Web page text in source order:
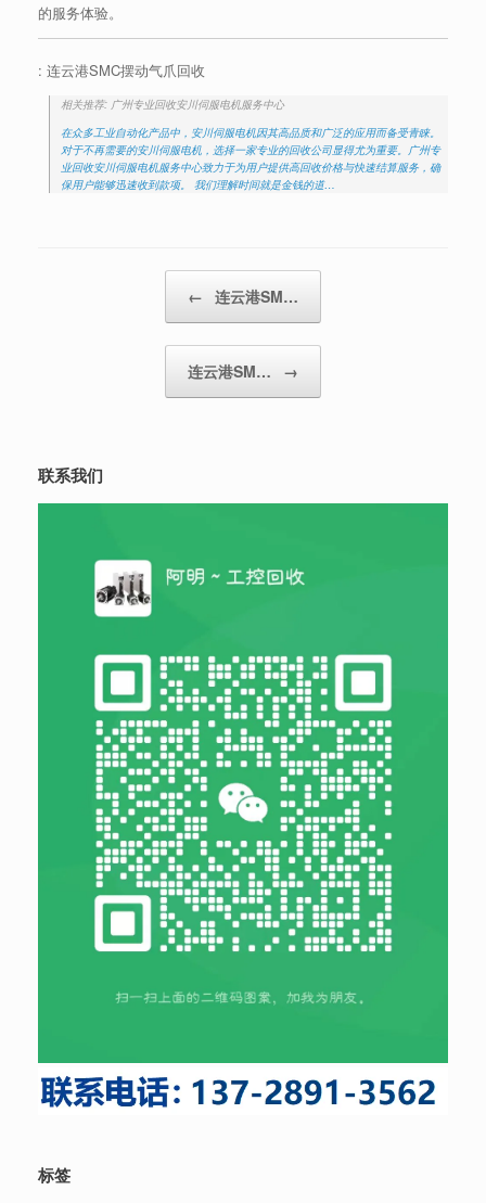
的服务体验。
: 连云港SMC摆动气爪回收
相关推荐: 广州专业回收安川伺服电机服务中心
在众多工业自动化产品中，安川伺服电机因其高品质和广泛的应用而备受青睐。
对于不再需要的安川伺服电机，选择一家专业的回收公司显得尤为重要。广州专
业回收安川伺服电机服务中心致力于为用户提供高回收价格与快速结算服务，确
保用户能够迅速收到款项。 我们理解时间就是金钱的道…
← 连云港SM…
连云港SM… →
联系我们
标签